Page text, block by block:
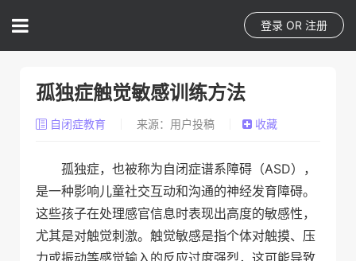
登录 OR 注册
孤独症触觉敏感训练方法
自闭症教育 来源：用户投稿 收藏
孤独症，也被称为自闭症谱系障碍（ASD），
是一种影响儿童社交互动和沟通的神经发育障碍。
这些孩子在处理感官信息时表现出高度的敏感性，
尤其是对触觉刺激。触觉敏感是指个体对触摸、压
力或振动等感觉输入的反应过度强烈，这可能导致